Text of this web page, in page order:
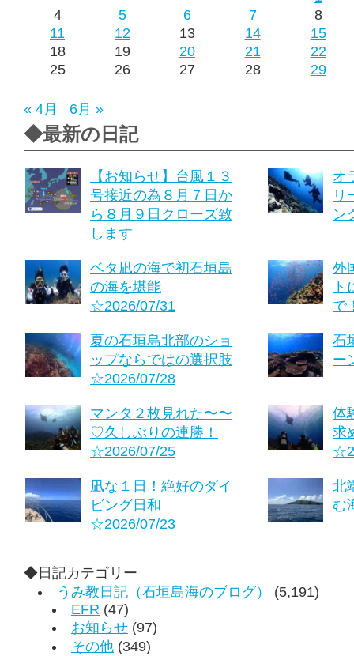
4
5 6 7
8
11
12 13 14
15
18
19 20 21
22
25
26 27 28 29
« 4月 6月 »
◆最新の日記
【お知らせ】台風１３
号接近の為８月７日か
ら８月９日クローズ致
します
オ
リ
ン
ベタ凪の海で初石垣島
の海を堪能
☆2026/07/31
外
ト
で
夏の石垣島北部のショ
ップならではの選択肢
☆2026/07/28
石
ー
マンタ２枚見れた〜〜
♡久しぶりの連勝！
☆2026/07/25
体
求
凪な１日！絶好のダイ
ビング日和
☆2026/07/23
北
む
◆日記カテゴリー
うみ教日記（石垣島海のブログ）
(5,191)
EFR (47)
お知らせ (97)
その他 (349)